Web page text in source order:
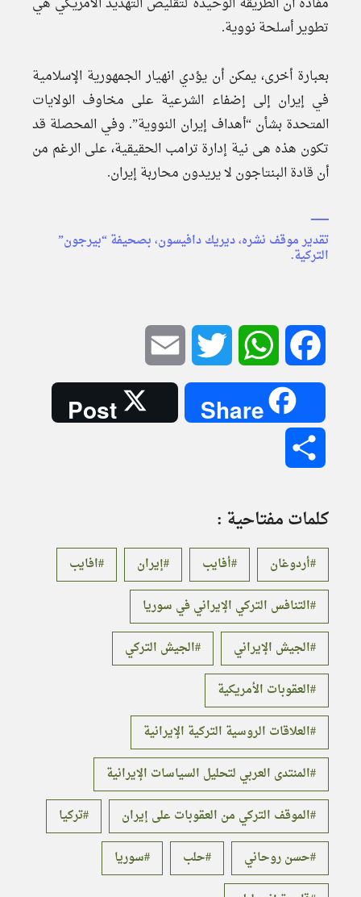
تطوير أسلحة نووية.
بعبارة أخرى، يمكن أن يؤدي انهيار الجمهورية الإسلامية
في إيران إلى إضفاء الشرعية على مخاوف الولايات
المتحدة بشأن “أهداف إيران النووية”. وفي المحصلة قد
تكون هذه هى نية إدارة ترامب الحقيقية، على الرغم من
أن قادة البنتاجون لا يريدون محاربة إيران.
ـــــــــــ
تقدير موقف نشره، ديريك دافيسون، بصحيفة “بيرجون”
التركية.
Facebook
WhatsApp
Twitter
Share
Post
كلمات مفتاحية :
أردوغان أفايب إيران
افايب
التنافس التركي الإيراني في سوريا
الجيش الإيراني
الجيش التركي
العقوبات الأمريكية
العلاقات الروسية التركية الإيرانية
المنتدى العربي لتحليل السياسات الإيرانية
الموقف التركي من العقوبات على إيران
تركيا
حسن روحاني
حلب
سوريا